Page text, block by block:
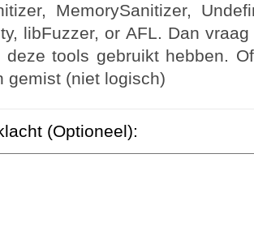
MemorySanitizer,
libFuzzer, or AFL. Dan
deze tools gebruikt hebben.
gemist (niet logisch)
(Optioneel):